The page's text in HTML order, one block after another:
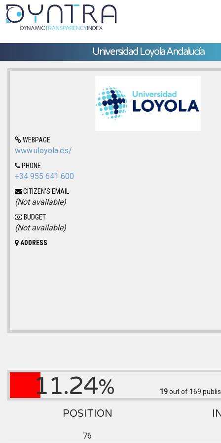
Universidad Loyola Andalucía
WEBPAGE
www.uloyola.es/
PHONE
+34 955 641 600
CITIZEN'S EMAIL
(Not available)
BUDGET
(Not available)
ADDRESS
11.24% 19out of 169
POSITION
76